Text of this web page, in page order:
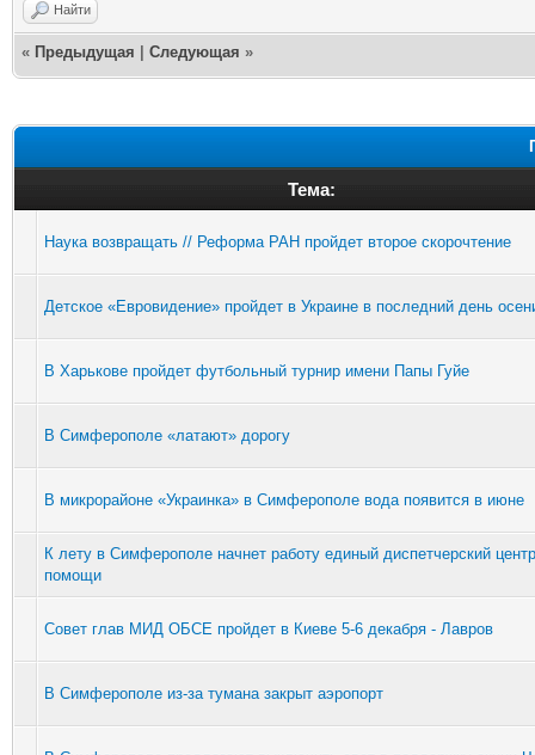
Найти
« Предыдущая Следующая »
Тема:
Наука возвращать // Реформа РАН пройдет второе скорочтение
Детское «Евровидение» пройдет в Украине в последний день
В Харькове пройдет футбольный турнир имени Папы Гуйе
В Симферополе «латают» дорогу
В микрорайоне «Украинка» в Симферополе вода появится в июне
К лету в Симферополе начнет работу единый диспетчерский
помощи
Совет глав МИД ОБСЕ пройдет в Киеве 5-6 декабря - Лавров
В Симферополе из-за тумана закрыт аэропорт